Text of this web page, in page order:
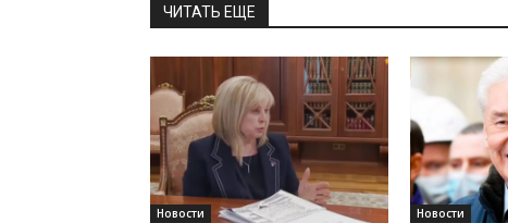
ЧИТАТЬ ЕЩЕ
Новости Новости